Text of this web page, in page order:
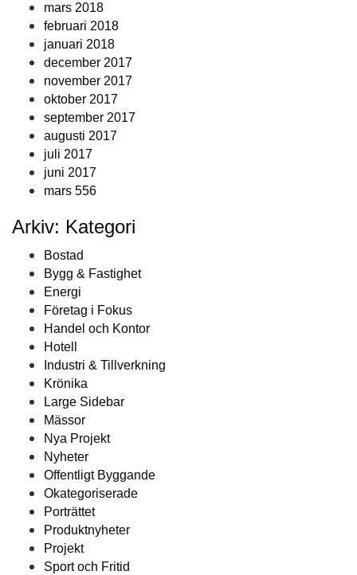
mars 2018
februari 2018
januari 2018
december 2017
november 2017
oktober 2017
september 2017
augusti 2017
juli 2017
juni 2017
mars 556
Arkiv: Kategori
Bostad
Bygg & Fastighet
Energi
Företag i Fokus
Handel och Kontor
Hotell
Industri & Tillverkning
Krönika
Large Sidebar
Mässor
Nya Projekt
Nyheter
Offentligt Byggande
Okategoriserade
Porträttet
Produktnyheter
Projekt
Sport och Fritid